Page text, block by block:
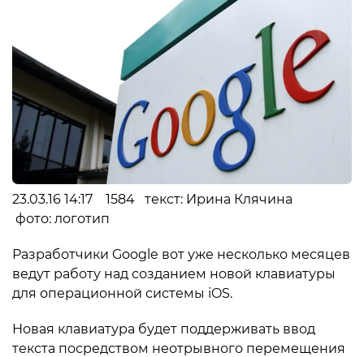
23.03.16 14:17 1584 текст: Ирина Клячина
фото: логотип
Разработчики Google вот уже несколько месяцев
ведут работу над созданием новой клавиатуры
для операционной системы iOS.
Новая клавиатура будет поддерживать ввод
текста посредством неотрывного перемещения